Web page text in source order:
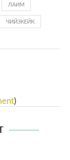
ЛАИМ
ЧИЙЗКЕЙК
)